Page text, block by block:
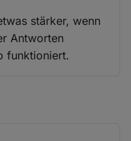
stärker, wenn
Antworten
funktioniert.